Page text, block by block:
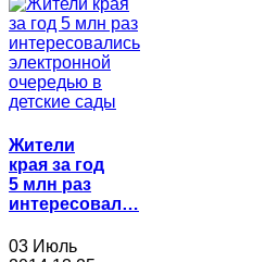
Жители
края за год
5 млн раз
интересовал…
03 Июль